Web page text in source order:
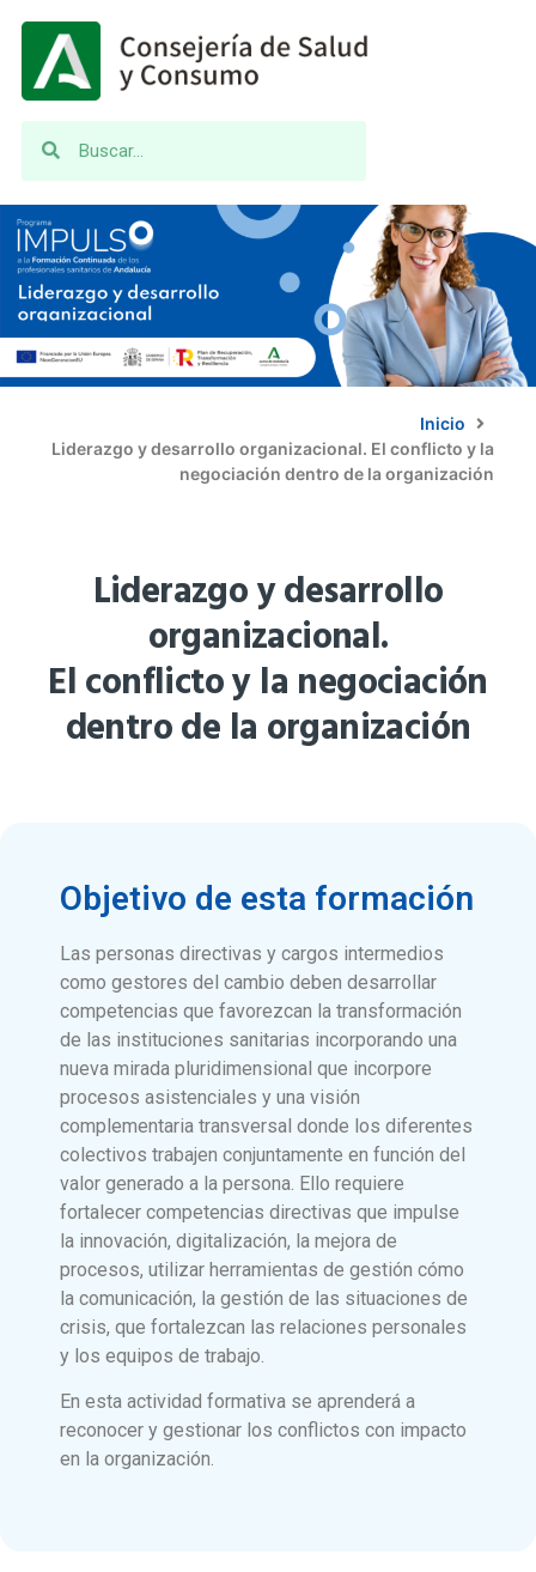
Inicio
Liderazgo y desarrollo organizacional. El conflicto y la
negociación dentro de la organización
Liderazgo y desarrollo
organizacional.
El conflicto y la negociación
dentro de la organización
Objetivo de esta formación
Las personas directivas y cargos intermedios
como gestores del cambio deben desarrollar
competencias que favorezcan la transformación
de las instituciones sanitarias incorporando una
nueva mirada pluridimensional que incorpore
procesos asistenciales y una visión
complementaria transversal donde los diferentes
colectivos trabajen conjuntamente en función del
valor generado a la persona. Ello requiere
fortalecer competencias directivas que impulse
la innovación, digitalización, la mejora de
procesos, utilizar herramientas de gestión cómo
la comunicación, la gestión de las situaciones de
crisis, que fortalezcan las relaciones personales
y los equipos de trabajo.
En esta actividad formativa se aprenderá a
reconocer y gestionar los conflictos con impacto
en la organización.